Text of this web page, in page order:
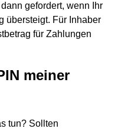
gefordert, wenn Ihr
übersteigt. Für Inhaber
für Zahlungen
meiner
tun? Sollten